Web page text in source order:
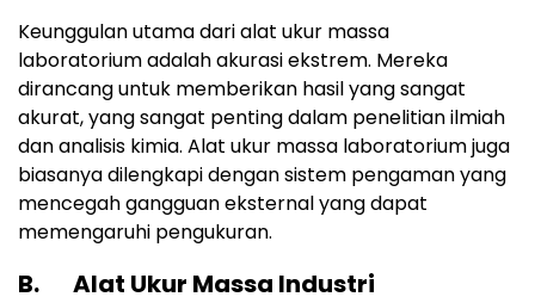
Keunggulan utama dari alat ukur massa
laboratorium adalah akurasi ekstrem. Mereka
dirancang untuk memberikan hasil yang sangat
akurat, yang sangat penting dalam penelitian ilmiah
dan analisis kimia. Alat ukur massa laboratorium juga
biasanya dilengkapi dengan sistem pengaman yang
mencegah gangguan eksternal yang dapat
memengaruhi pengukuran.
B. Alat Ukur Massa Industri